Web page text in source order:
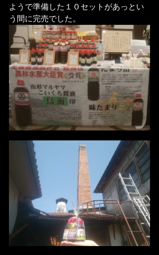
ようで準備した１０セットがあっとい
う間に完売でした。